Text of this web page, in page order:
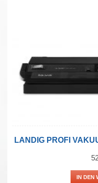
LANDIG PROFI
IN DEN